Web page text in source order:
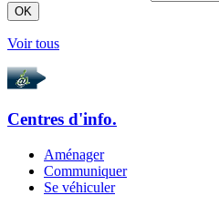
OK
Voir tous
Centres d'info.
Aménager
Communiquer
Se véhiculer